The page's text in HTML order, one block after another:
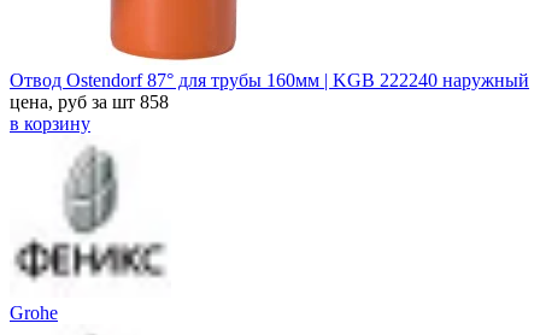
Отвод Ostendorf 87° для трубы 160мм | KGB 222240 наружный
цена, руб за шт 858
в корзину
Grohe